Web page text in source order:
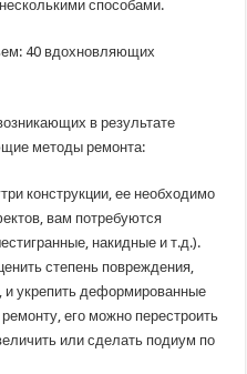
способами.
в результате
методы ремонта:
конструкции, ее необходимо
вам потребуются
накидные и т.д.).
степень повреждения,
и укрепить деформированные
его можно перестроить
или сделать подиум по